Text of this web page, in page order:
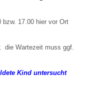
17.00 hier vor Ort
die Wartezeit muss ggf.
Kind untersucht